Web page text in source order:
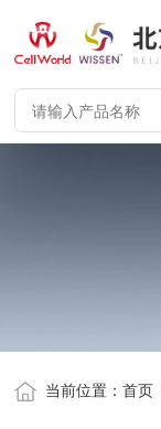
当前位置：首页